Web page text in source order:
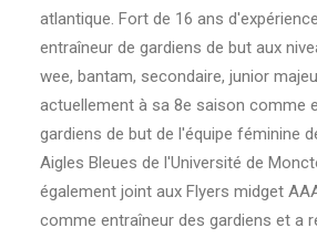
atlantique. Fort de 16 ans
entraîneur de gardiens de but aux
wee, bantam, secondaire, junior
actuellement à sa 8e saison comme
gardiens de but de l'équipe féminine
Aigles Bleues de l'Université de
également joint aux Flyers midget
comme entraîneur des gardiens et a